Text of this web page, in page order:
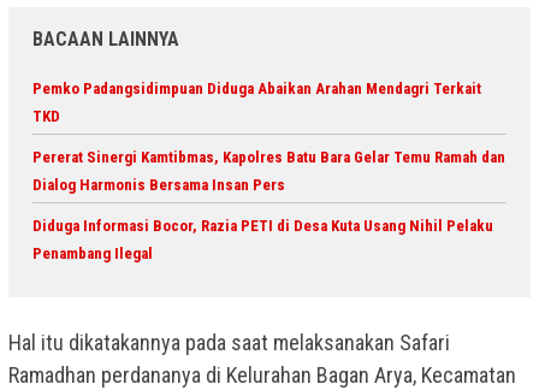
BACAAN LAINNYA
Pemko Padangsidimpuan Diduga Abaikan Arahan Mendagri Terkait
TKD
Pererat Sinergi Kamtibmas, Kapolres Batu Bara Gelar Temu Ramah dan
Dialog Harmonis Bersama Insan Pers
Diduga Informasi Bocor, Razia PETI di Desa Kuta Usang Nihil Pelaku
Penambang Ilegal
Hal itu dikatakannya pada saat melaksanakan Safari
Ramadhan perdananya di Kelurahan Bagan Arya, Kecamatan